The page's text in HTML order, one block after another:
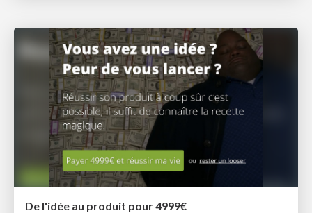
De l'idée au produit pour 4999€